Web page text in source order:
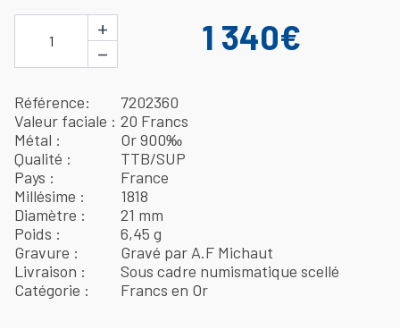
1
+
−
1 340€
Référence
7202360
Valeur faciale
20 Francs
Métal
Or 900‰
Qualité
TTB/SUP
Pays
France
Millésime
1818
Diamètre
21 mm
Poids
6,45 g
Gravure
Gravé par A.F Michaut
Livraison
Sous cadre numismatique scellé
Catégorie
Francs en Or